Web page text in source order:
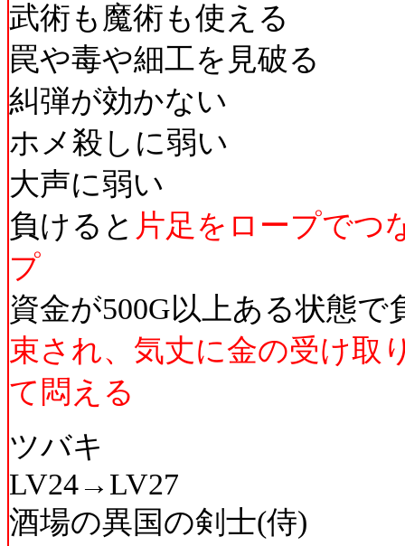
武術も魔術も使える
罠や毒や細工を見破る
糾弾が効かない
ホメ殺しに弱い
大声に弱い
負けると 片足をロープでつ
プ
資金が500G以上ある状態で
束され、気丈に金の受け取
て悶える
ツバキ
LV24→LV27
酒場の異国の剣士(侍)